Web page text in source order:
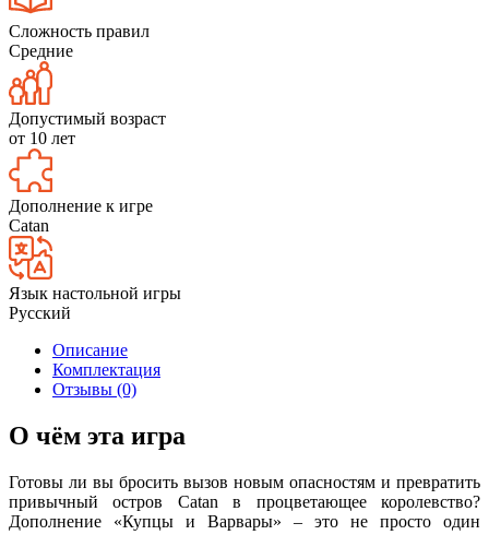
Сложность правил
Средние
Допустимый возраст
от 10 лет
Дополнение к игре
Catan
Язык настольной игры
Русский
Описание
Комплектация
Отзывы (0)
О чём эта игра
Готовы ли вы бросить вызов новым опасностям и превратить
привычный остров Catan в процветающее королевство?
Дополнение «Купцы и Варвары» – это не просто один